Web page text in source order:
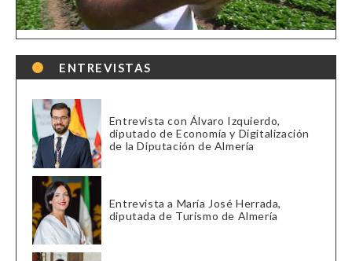
ENTREVISTAS
Entrevista con Álvaro Izquierdo,
diputado de Economía y Digitalización
de la Diputación de Almería
Entrevista a María José Herrada,
diputada de Turismo de Almería